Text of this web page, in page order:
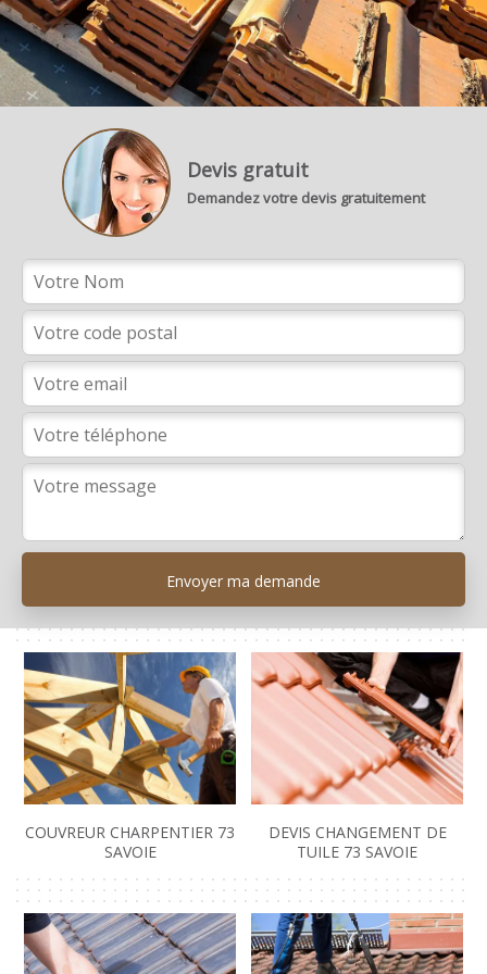
Devis gratuit
Demandez votre devis gratuitement
COUVREUR CHARPENTIER 73
SAVOIE
DEVIS CHANGEMENT DE
TUILE 73 SAVOIE